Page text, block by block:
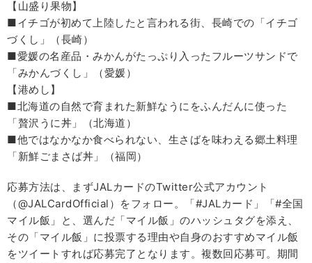
【山盛り果物】
■イチゴが初めて上陸したと言われる街、長崎での「イチゴ
づくし」（長崎）
■愛媛の名産品・みかんがたっぷり入ったフルーツサンドで
「みかんづくし」（愛媛）
【港めし】
■北海道の自然で育まれた新鮮なうにをふんだんに使った
「贅沢うに丼」（北海道）
■他ではなかなか食べられない、生さばを味わえる郷土料理
「新鮮ごまさば丼」（福岡）
応募方法は、まずJALカードのTwitter公式アカウント
（@JALCardOfficial）をフォロー。「#JALカード」「#全国
マイル飯」と、選んだ「マイル飯」のハッシュタグを添え、
その「マイル飯」に投票する理由や自身のおすすめマイル飯
をツイートすれば応募完了となります。複数回応募可。期間